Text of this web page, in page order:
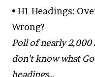
• H1 Headings:
Wrong?
Poll of nearly 2,000
don’t know what
headings…